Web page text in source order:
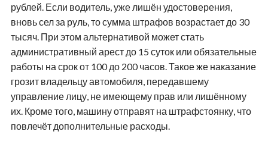
рублей. Если водитель, уже лишён удостоверения,
вновь сел за руль, то сумма штрафов возрастает до 30
тысяч. При этом альтернативой может стать
административный арест до 15 суток или обязательные
работы на срок от 100 до 200 часов. Такое же наказание
грозит владельцу автомобиля, передавшему
управление лицу, не имеющему прав или лишённому
их. Кроме того, машину отправят на штрафстоянку, что
повлечёт дополнительные расходы.